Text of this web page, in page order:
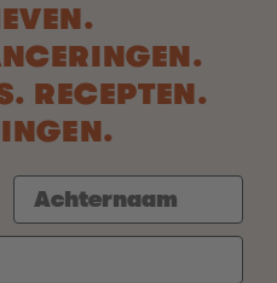
RECEPTEN.